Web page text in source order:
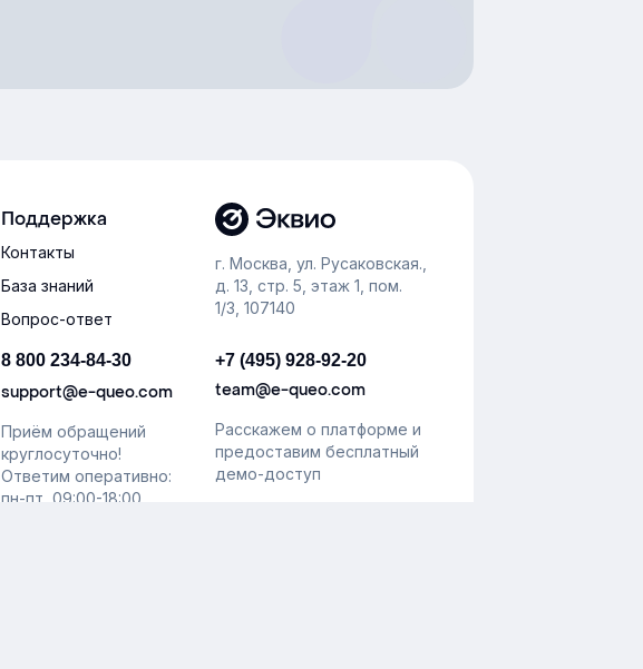
г. Москва, ул. Русаковская.,
д. 13, стр. 5, этаж 1, пом.
1/3, 107140
+7 (495) 928-92-20
team@e-queo.com
Расскажем о платформе и
предоставим бесплатный
демо-доступ
Поддержка
Контакты
База знаний
Вопрос-ответ
8 800 234-84-30
support@e-queo.com
Приём обращений
круглосуточно!
Ответим оперативно:
пн-пт, 09:00-18:00